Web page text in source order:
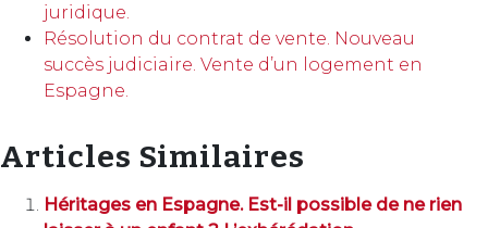
juridique.
Résolution du contrat de vente. Nouveau
succès judiciaire. Vente d’un logement en
Espagne.
Articles Similaires
Héritages en Espagne. Est-il possible de ne rien